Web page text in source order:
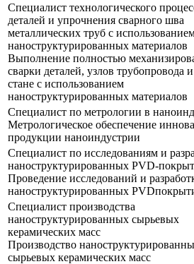
Специалист технологического
деталей и упрочнения сварного шва
металлических труб с
наноструктурированных материалов
Выполнение полностью
сварки деталей, узлов трубопровода
стане с использованием
наноструктурированных материалов
Специалист по метрологии в
Метрологическое обеспечение
продукции наноиндустрии
Специалист по исследованиям и
наноструктурированных PVD-
Проведение исследований и
наноструктурированных
Специалист производства
наноструктурированных сырьевых
керамических масс
Производство
сырьевых керамических масс